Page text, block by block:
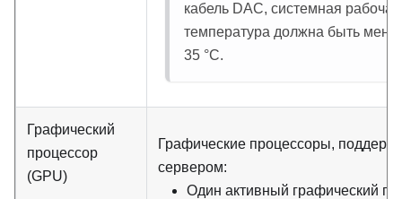
кабель DAC, системная рабочая
температура должна быть
35 °C.
Графический
процессор
(GPU)
Графические процессоры,
сервером:
Один активный графический